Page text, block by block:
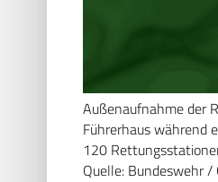
Außenaufnahme der
Führerhaus während
120
Quelle: Bundeswehr /